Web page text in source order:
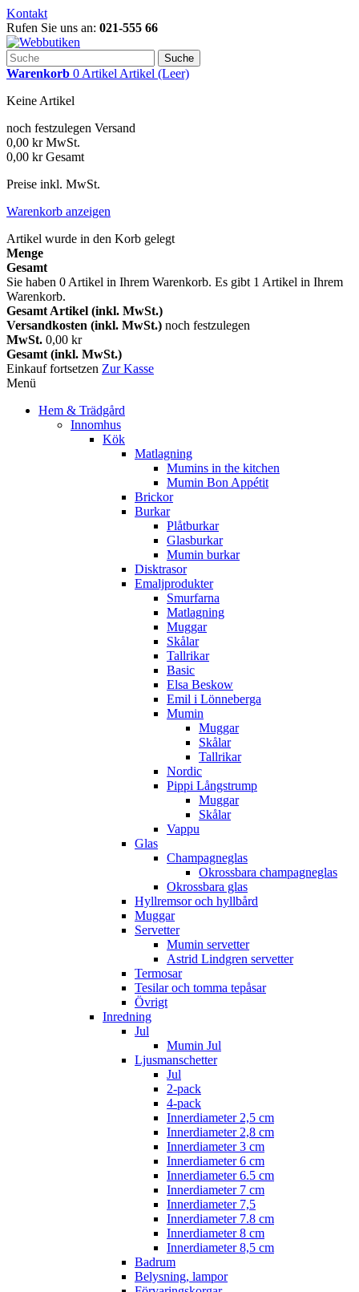
Kontakt
Rufen Sie uns an: 021-555 66
Suche
Warenkorb 0 Artikel Artikel (Leer)
Keine Artikel
noch festzulegen Versand
0,00 kr MwSt.
0,00 kr Gesamt
Preise inkl. MwSt.
Warenkorb anzeigen
Artikel wurde in den Korb gelegt
Menge
Gesamt
Sie haben 0 Artikel in Ihrem Warenkorb. Es gibt 1 Artikel in Ihrem
Warenkorb.
Gesamt Artikel (inkl. MwSt.)
Versandkosten (inkl. MwSt.) noch festzulegen
MwSt. 0,00 kr
Gesamt (inkl. MwSt.)
Einkauf fortsetzen Zur Kasse
Menü
Hem & Trädgård
Innomhus
Kök
Matlagning
Mumins in the kitchen
Mumin Bon Appétit
Brickor
Burkar
Plåtburkar
Glasburkar
Mumin burkar
Disktrasor
Emaljprodukter
Smurfarna
Matlagning
Muggar
Skålar
Tallrikar
Basic
Elsa Beskow
Emil i Lönneberga
Mumin
Muggar
Skålar
Tallrikar
Nordic
Pippi Långstrump
Muggar
Skålar
Vappu
Glas
Champagneglas
Okrossbara champagneglas
Okrossbara glas
Hyllremsor och hyllbård
Muggar
Servetter
Mumin servetter
Astrid Lindgren servetter
Termosar
Tesilar och tomma tepåsar
Övrigt
Inredning
Jul
Mumin Jul
Ljusmanschetter
Jul
2-pack
4-pack
Innerdiameter 2,5 cm
Innerdiameter 2,8 cm
Innerdiameter 3 cm
Innerdiameter 6 cm
Innerdiameter 6.5 cm
Innerdiameter 7 cm
Innerdiameter 7,5
Innerdiameter 7.8 cm
Innerdiameter 8 cm
Innerdiameter 8,5 cm
Badrum
Belysning, lampor